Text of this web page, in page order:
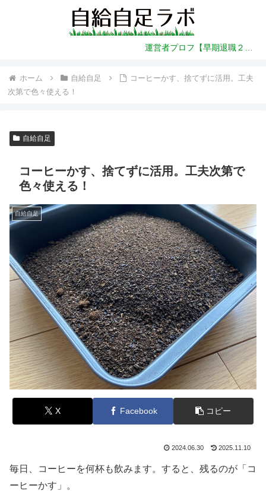
ホーム 自給自足
コーヒーかす、捨てずに活用。工夫
次第で色々使える！
自給自足
コーヒーかす、捨てずに活用。工夫次第で
色々使える！
自給自足
X Facebook コピー
2024.06.30 2025.11.10
毎日、コーヒーを何杯も飲みます。すると、残るのが「コ
ーヒーかす」。